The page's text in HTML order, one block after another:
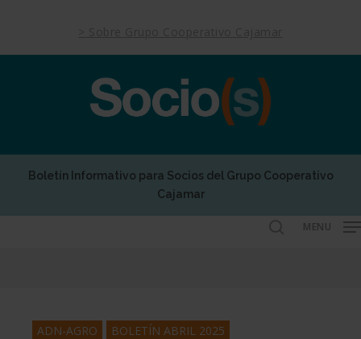
main
Boletín Informativo para Socios del Grupo Cooperativo
Cajamar
MENU
ADN-AGRO BOLETÍN ABRIL 2025